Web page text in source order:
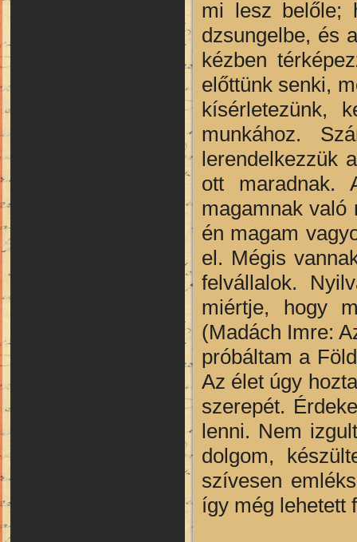
mi lesz belőle;
dzsungelbe, és
kézben
előttünk senki,
kísérletezünk,
munkához.
lerendelkezzük
ott maradnak.
magamnak való
én magam
el. Mégis
felvállalok.
miértje, hogy
(Madách Imre:
próbáltam a
Az élet úgy
szerepét.
lenni. Nem
dolgom,
szívesen
így még lehetett